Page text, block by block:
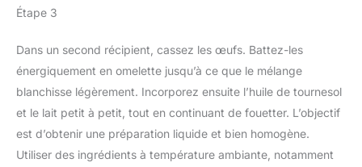
Étape 3
Dans un second récipient, cassez les œufs. Battez-les
énergiquement en omelette jusqu’à ce que le mélange
blanchisse légèrement. Incorporez ensuite l’huile de tournesol
et le lait petit à petit, tout en continuant de fouetter. L’objectif
est d’obtenir une préparation liquide et bien homogène.
Utiliser des ingrédients à température ambiante, notamment